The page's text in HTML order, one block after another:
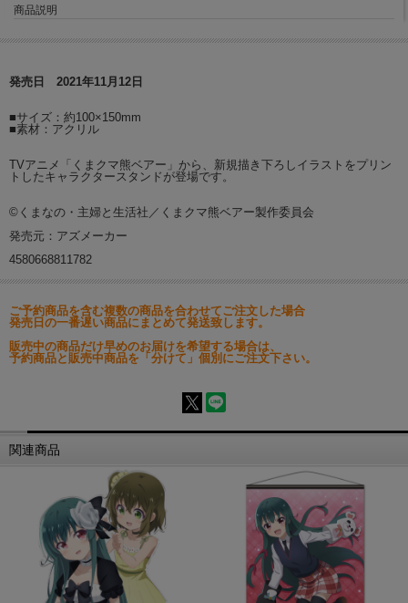
商品説明
発売日 2021年11月12日
■サイズ：約100×150mm
■素材：アクリル
TVアニメ「くまクマ熊ベアー」から、新規描き下ろしイラストをプリン
トしたキャラクタースタンドが登場です。
©くまなの・主婦と生活社／くまクマ熊ベアー製作委員会
発売元：アズメーカー
4580668811782
ご予約商品を含む複数の商品を合わせてご注文した場合
発売日の一番遅い商品にまとめて発送致します。
販売中の商品だけ早めのお届けを希望する場合は、
予約商品と販売中商品を「分けて」個別にご注文下さい。
関連商品